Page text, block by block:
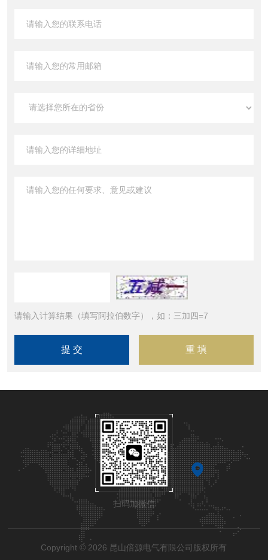
请输入计算结果（填写阿拉伯数字），如：三加四=7
扫码加微信
Copyright © 2026 昆山倍源电气有限公司版权所有